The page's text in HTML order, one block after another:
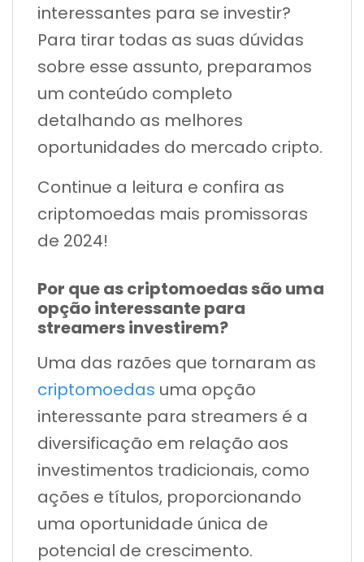
interessantes para se investir?
Para tirar todas as suas dúvidas
sobre esse assunto, preparamos
um conteúdo completo
detalhando as melhores
oportunidades do mercado cripto.
Continue a leitura e confira as
criptomoedas mais promissoras
de 2024!
Por que as criptomoedas são uma
opção interessante para
streamers investirem?
Uma das razões que tornaram as
criptomoedas uma opção
interessante para streamers é a
diversificação em relação aos
investimentos tradicionais, como
ações e títulos, proporcionando
uma oportunidade única de
potencial de crescimento.